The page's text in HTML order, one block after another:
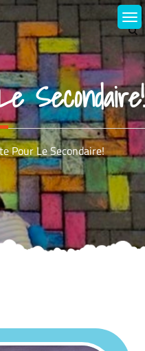
Secondaire!
Pour Le Secondaire!